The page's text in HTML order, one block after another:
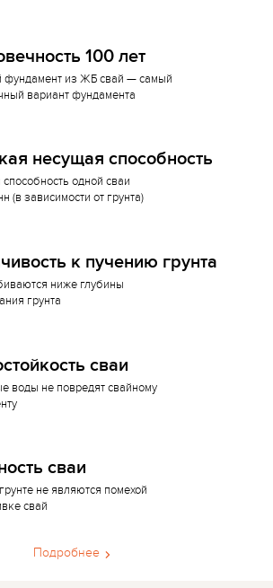
100 лет
фундамент из ЖБ свай — самый
вариант фундамента
несущая способность
одной сваи
(в зависимости от грунта)
к пучению грунта
ниже глубины
грунта
сваи
воды не повредят свайному
сваи
не являются помехой
свай
Подробнее